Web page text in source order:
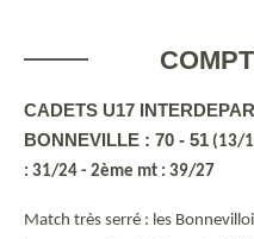
CADETS U17
BONNEVILLE : 70 - 51 (13/
: 31/24 - 2ème mt : 39/27
Match très serré : les